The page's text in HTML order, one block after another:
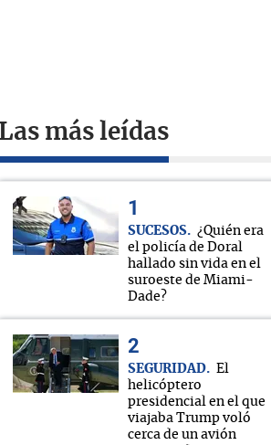
Las más leídas
SUCESOS
¿Quién era
el policía de Doral
hallado sin vida en el
suroeste de Miami-
Dade?
SEGURIDAD
El
helicóptero
presidencial en el que
viajaba Trump voló
cerca de un avión